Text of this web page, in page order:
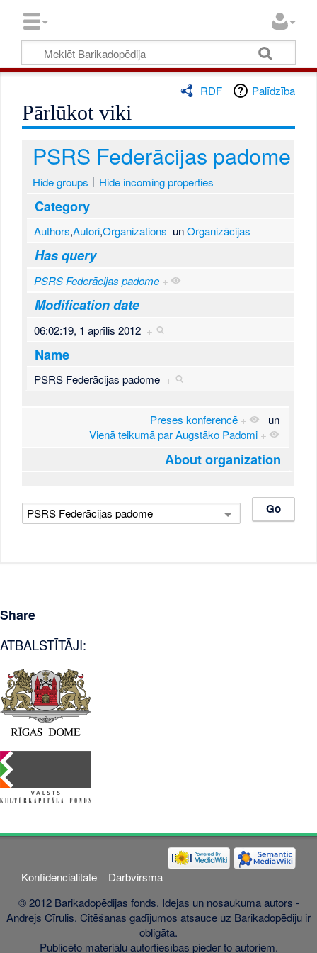
RDF Palīdzība
Pārlūkot viki
PSRS Federācijas padome
Hide groups Hide incoming properties
Category
Authors,Autori,Organizations unOrganizācijas
Has query
PSRS Federācijas padome +
Modification date
06:02:19, 1 aprīlis 2012 +
Name
PSRS Federācijas padome +
Preses konferencē +
un
Vienā teikumā par Augstāko Padomi +
About organization
Share
ATBALSTĪTĀJI:
Konfidencialitāte
Darbvirsma
© 2012 Barikadopēdijas fonds. Idejas un nosaukuma autors -
Andrejs Cīrulis. Citēšanas gadījumos atsauce uz Barikadopēdiju ir
obligāta.
Publicēto materiālu autortiesības pieder to autoriem.